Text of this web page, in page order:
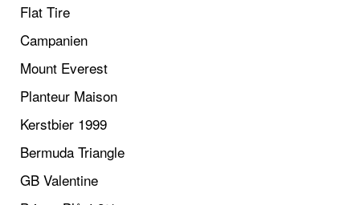
Flat Tire
Campanien
Mount Everest
Planteur Maison
Kerstbier 1999
Bermuda Triangle
GB Valentine